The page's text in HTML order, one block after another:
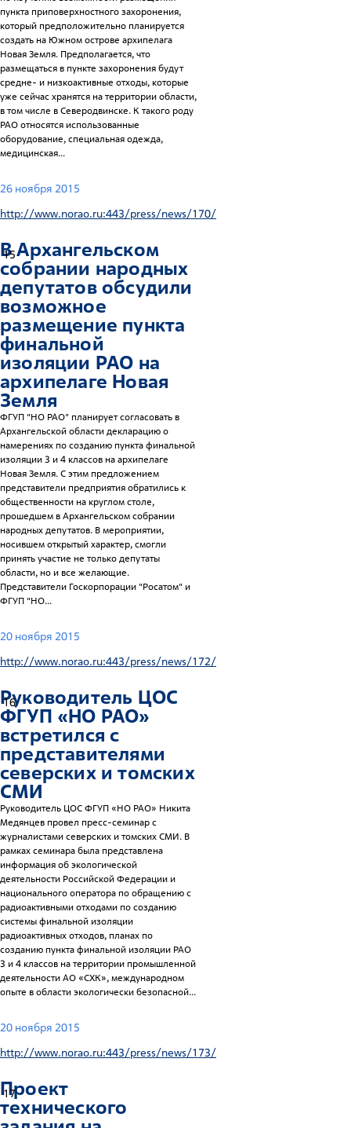
пункта приповерхностного захоронения,
который предположительно планируется
создать на Южном острове архипелага
Новая Земля. Предполагается, что
размещаться в пункте захоронения будут
средне- и низкоактивные отходы, которые
уже сейчас хранятся на территории области,
в том числе в Северодвинске. К такого роду
РАО относятся использованные
оборудование, специальная одежда,
медицинская...
26 ноября 2015
http://www.norao.ru:443/press/news/170/
15
В Архангельском
собрании народных
депутатов обсудили
возможное
размещение пункта
финальной
изоляции РАО на
архипелаге Новая
Земля
ФГУП "НО РАО" планирует согласовать в
Архангельской области декларацию о
намерениях по созданию пункта финальной
изоляции 3 и 4 классов на архипелаге
Новая Земля. С этим предложением
представители предприятия обратились к
общественности на круглом столе,
прошедшем в Архангельском собрании
народных депутатов. В мероприятии,
носившем открытый характер, смогли
принять участие не только депутаты
области, но и все желающие.
Представители Госкорпорации "Росатом" и
ФГУП "НО...
20 ноября 2015
http://www.norao.ru:443/press/news/172/
16
Руководитель ЦОС
ФГУП «НО РАО»
встретился с
представителями
северских и томских
СМИ
Руководитель ЦОС ФГУП «НО РАО» Никита
Медянцев провел пресс-семинар с
журналистами северских и томских СМИ. В
рамках семинара была представлена
информация об экологической
деятельности Российской Федерации и
национального оператора по обращению с
радиоактивными отходами по созданию
системы финальной изоляции
радиоактивных отходов, планах по
созданию пункта финальной изоляции РАО
3 и 4 классов на территории промышленной
деятельности АО «СХК», международном
опыте в области экологически безопасной...
20 ноября 2015
http://www.norao.ru:443/press/news/173/
17
Проект
технического